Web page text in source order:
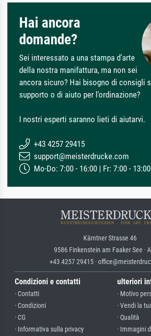
Hai ancora
domande?
Sei interessato a una stampa d'arte
della nostra manifattura, ma non sei
ancora sicuro? Hai bisogno di consigli
supporto o di aiuto per l'ordinazione?
I nostri esperti saranno lieti di aiutarvi.
+43 4257 29415
support@meisterdrucke.com
Mo-Do: 7:00 - 16:00 | Fr: 7:00 - 13:00
Kärntner Strasse 46
9586 Finkenstein am Faaker See ·
+43 4257 29415 ·
Condizioni e contatti
· Contatti
· Condizioni
· CG
· Informativa sulla privacy
ulteriori
· Motivo
· Vendi la
· Qualità
· Immagini